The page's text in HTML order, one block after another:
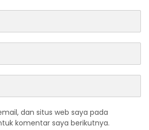
dan situs web saya pada
komentar saya berikutnya.